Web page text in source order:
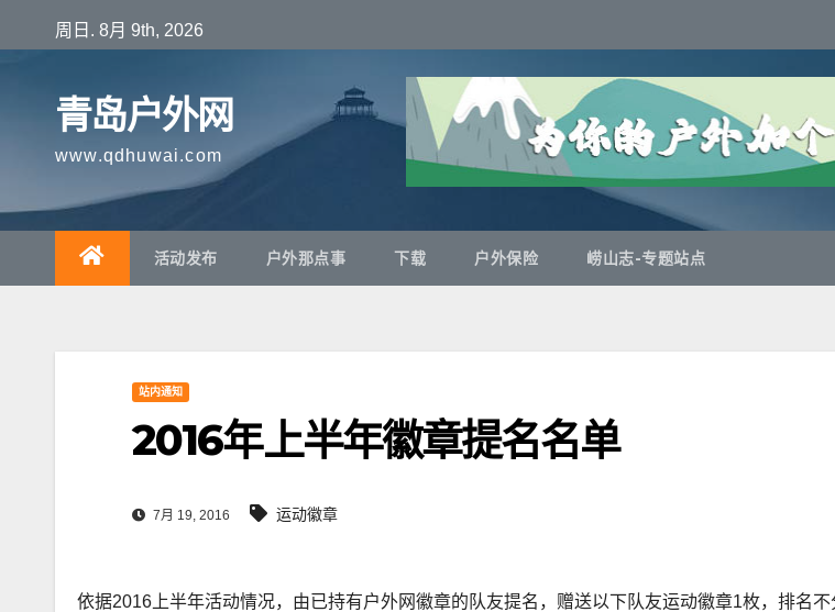
至
周日. 8月 9th, 2026
青岛户外网
www.qdhuwai.com
活动发布 户外那点事 下载 户外保险 崂山志-专题站点
站内通知
2016年上半年徽章提名名单
7月 19, 2016 运动徽章
依据2016上半年活动情况，由已持有户外网徽章的队友提名，赠送以下队友运动徽章1枚，排名不